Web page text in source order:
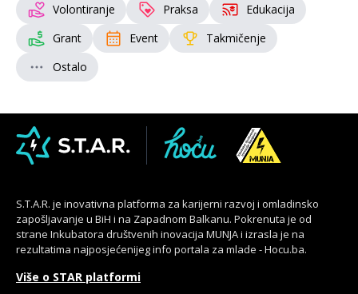
Volontiranje
Praksa
Edukacija
Grant
Event
Takmičenje
Ostalo
S.T.A.R. je inovativna platforma za karijerni razvoj i omladinsko
zapošljavanje u BiH i na Zapadnom Balkanu. Pokrenuta je od
strane Inkubatora društvenih inovacija MUNJA i izrasla je na
rezultatima najposjećenijeg info portala za mlade - Hocu.ba.
Više o STAR platformi